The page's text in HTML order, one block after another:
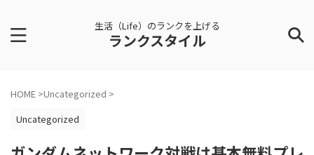
生活（Life）のランクを上げる
ランクスタイル
HOME >Uncategorized >
Uncategorized